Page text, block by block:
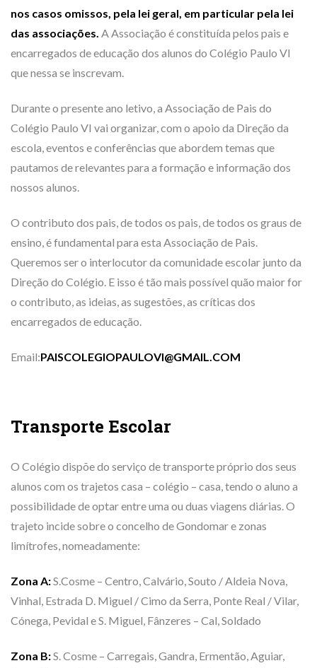
nos casos omissos, pela lei geral, em particular pela lei
das associações. A Associação é constituída pelos pais e
encarregados de educação dos alunos do Colégio Paulo VI
que nessa se inscrevam.
Durante o presente ano letivo, a Associação de Pais do
Colégio Paulo VI vai organizar, com o apoio da Direção da
escola, eventos e conferências que abordem temas que
pautamos de relevantes para a formação e informação dos
nossos alunos.
O contributo dos pais, de todos os pais, de todos os graus de
ensino, é fundamental para esta Associação de Pais.
Queremos ser o interlocutor da comunidade escolar junto da
Direção do Colégio. E isso é tão mais possível quão maior for
o contributo, as ideias, as sugestões, as críticas dos
encarregados de educação.
Email:PAISCOLEGIOPAULOVI@GMAIL.COM
Transporte Escolar
O Colégio dispõe do serviço de transporte próprio dos seus
alunos com os trajetos casa – colégio – casa, tendo o aluno a
possibilidade de optar entre uma ou duas viagens diárias. O
trajeto incide sobre o concelho de Gondomar e zonas
limítrofes, nomeadamente:
Zona A:S.Cosme – Centro, Calvário, Souto / Aldeia Nova,
Vinhal, Estrada D. Miguel / Cimo da Serra, Ponte Real / Vilar,
Cónega, Pevidal e S. Miguel, Fânzeres – Cal, Soldado
Zona B:S. Cosme – Carregais, Gandra, Ermentão, Aguiar,